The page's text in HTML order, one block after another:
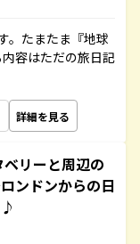
。たまたま『地球
容はただの旅日記
詳細を見る
リーと周辺の
ンドンからの日